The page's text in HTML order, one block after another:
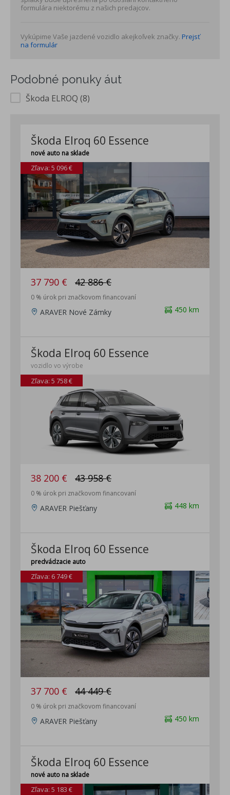
formulára niektorému z našich predajcov.
Vykúpime Vaše jazdené vozidlo akejkoľvek značky. Prejsť
na formulár
Podobné ponuky áut
Škoda ELROQ (8)
Škoda Elroq 60 Essence
nové auto na sklade
Zľava: 5 096 €
37 790 € 42 886 €
0 % úrok pri značkovom financovaní
450 km
ARAVER Nové Zámky
Škoda Elroq 60 Essence
vozidlo vo výrobe
Zľava: 5 758 €
38 200 € 43 958 €
0 % úrok pri značkovom financovaní
448 km
ARAVER Piešťany
Škoda Elroq 60 Essence
predvádzacie auto
Zľava: 6 749 €
37 700 € 44 449 €
0 % úrok pri značkovom financovaní
450 km
ARAVER Piešťany
Škoda Elroq 60 Essence
nové auto na sklade
Zľava: 5 183 €